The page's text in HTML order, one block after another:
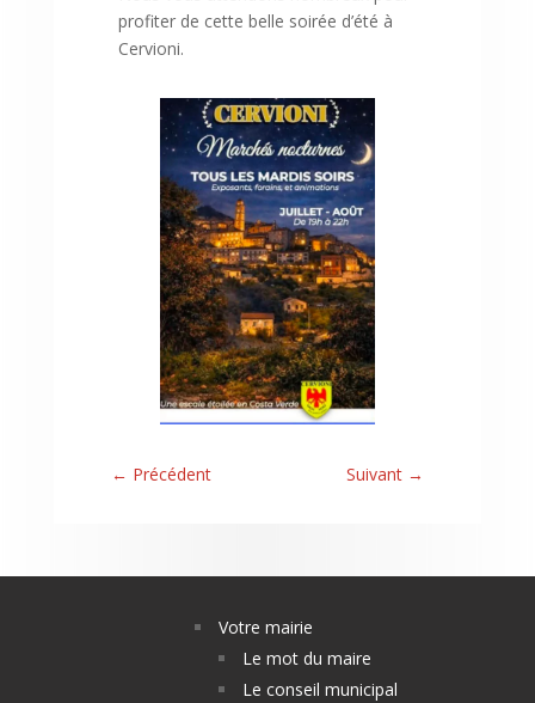
profiter de cette belle soirée d’été à
Cervioni.
← Précédent Suivant →
Votre mairie
Le mot du maire
Le conseil municipal